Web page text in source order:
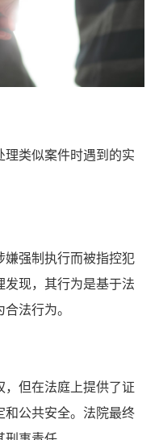
类似案件时遇到的实
强制执行而被指控犯
现，其行为是基于法
法行为。
但在法庭上提供了证
公共安全。法院最终